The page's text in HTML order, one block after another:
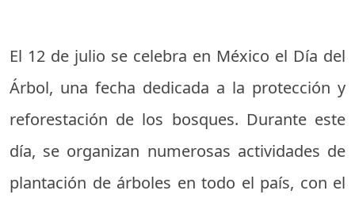
El 12 de julio se celebra en México el Día del
Árbol, una fecha dedicada a la protección y
reforestación de los bosques. Durante este
día, se organizan numerosas actividades de
plantación de árboles en todo el país, con el